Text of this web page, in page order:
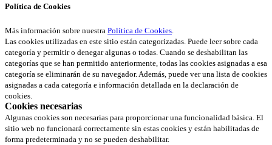
Política de Cookies
Más información sobre nuestra Política de Cookies.
Las cookies utilizadas en este sitio están categorizadas. Puede leer sobre cada
categoría y permitir o denegar algunas o todas. Cuando se deshabilitan las
categorías que se han permitido anteriormente, todas las cookies asignadas a esa
categoría se eliminarán de su navegador. Además, puede ver una lista de cookies
asignadas a cada categoría e información detallada en la declaración de
cookies.
Cookies necesarias
Algunas cookies son necesarias para proporcionar una funcionalidad básica. El
sitio web no funcionará correctamente sin estas cookies y están habilitadas de
forma predeterminada y no se pueden deshabilitar.